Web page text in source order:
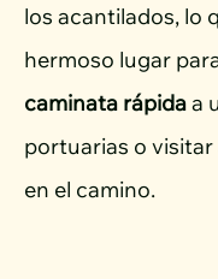
los acantilados, lo
hermoso lugar
caminata rápidaa
portuarias o visitar
en el camino.